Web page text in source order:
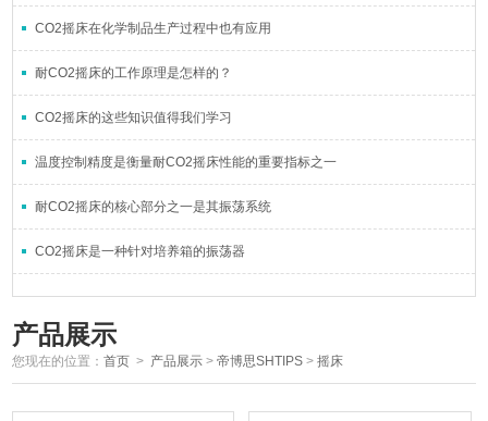
CO2摇床在化学制品生产过程中也有应用
耐CO2摇床的工作原理是怎样的？
CO2摇床的这些知识值得我们学习
温度控制精度是衡量耐CO2摇床性能的重要指标之一
耐CO2摇床的核心部分之一是其振荡系统
CO2摇床是一种针对培养箱的振荡器
产品展示
您现在的位置：首页 > 产品展示 >帝博思SHTIPS >摇床